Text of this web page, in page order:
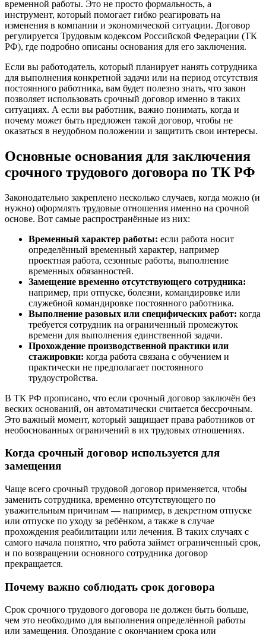
временной работы. Это не просто формальность, а
инструмент, который помогает гибко реагировать на
изменения в компании и экономической ситуации. Договор
регулируется Трудовым кодексом Российской Федерации (ТК
РФ), где подробно описаны основания для его заключения.
Если вы работодатель, который планирует нанять сотрудника
для выполнения конкретной задачи или на период отсутствия
постоянного работника, вам будет полезно знать, что закон
позволяет использовать срочный договор именно в таких
ситуациях. А если вы работник, важно понимать, когда и
почему может быть предложен такой договор, чтобы не
оказаться в неудобном положении и защитить свои интересы.
Основные основания для заключения
срочного трудового договора по ТК РФ
Законодательно закреплено несколько случаев, когда можно (и
нужно) оформлять трудовые отношения именно на срочной
основе. Вот самые распространённые из них:
Временный характер работы: если работа носит
определённый временный характер, например
проектная работа, сезонные работы, выполнение
временных обязанностей.
Замещение временно отсутствующего сотрудника:
например, при отпуске, болезни, командировке или
служебной командировке постоянного работника.
Выполнение разовых или специфических работ: когда
требуется сотрудник на ограниченный промежуток
времени для выполнения единственной задачи.
Прохождение производственной практики или
стажировки: когда работа связана с обучением и
практически не предполагает постоянного
трудоустройства.
В ТК РФ прописано, что если срочный договор заключён без
веских оснований, он автоматически считается бессрочным.
Это важный момент, который защищает права работников от
необоснованных ограничений в их трудовых отношениях.
Когда срочный договор используется для
замещения
Чаще всего срочный трудовой договор применяется, чтобы
заменить сотрудника, временно отсутствующего по
уважительным причинам — например, в декретном отпуске
или отпуске по уходу за ребёнком, а также в случае
прохождения реабилитации или лечения. В таких случаях с
самого начала понятно, что работа займет ограниченный срок,
и по возвращении основного сотрудника договор
прекращается.
Почему важно соблюдать срок договора
Срок срочного трудового договора не должен быть больше,
чем это необходимо для выполнения определённой работы
или замещения. Опоздание с окончанием срока или